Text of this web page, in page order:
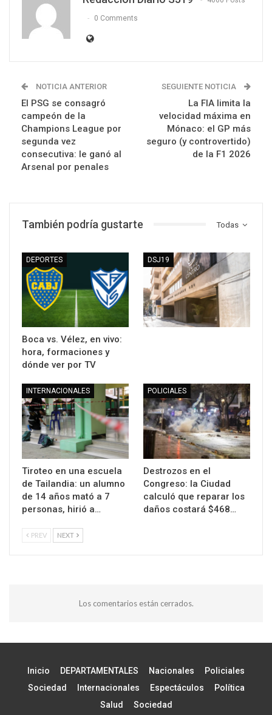
0 Comments
NOTICIA ANTERIOR
El PSG se consagró
campeón de la
Champions League por
segunda vez
consecutiva: le ganó al
Arsenal por penales
SEGUIENTE NOTICIA
La FIA limita la
velocidad máxima en
Mónaco: el GP más
seguro (y controvertido)
de la F1 2026
Todas
También podría gustarte
DEPORTES
Boca vs. Vélez, en vivo:
hora, formaciones y
dónde ver por TV
DSJ19
INTERNACIONALES
Tiroteo en una escuela
de Tailandia: un alumno
de 14 años mató a 7
personas, hirió a…
POLICIALES
Destrozos en el
Congreso: la Ciudad
calculó que reparar los
daños costará $468…
PREV NEXT
Los comentarios están cerrados.
Inicio DEPARTAMENTALES Nacionales
Policiales
Sociedad
Internacionales Espectáculos
Política
Salud
Sociedad